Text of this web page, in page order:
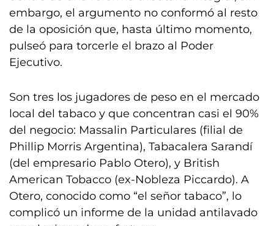
embargo, el argumento no conformó al resto
de la oposición que, hasta último momento,
pulseó para torcerle el brazo al Poder
Ejecutivo.
Son tres los jugadores de peso en el mercado
local del tabaco y que concentran casi el 90%
del negocio: Massalin Particulares (filial de
Phillip Morris Argentina), Tabacalera Sarandí
(del empresario Pablo Otero), y British
American Tobacco (ex-Nobleza Piccardo). A
Otero, conocido como “el señor tabaco”, lo
complicó un informe de la unidad antilavado